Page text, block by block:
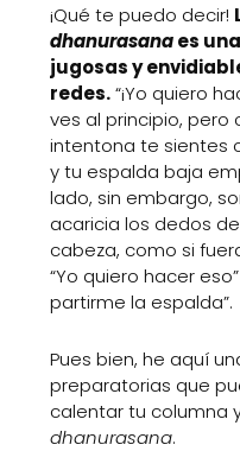
¡Qué te puedo decir!
dhanurasanaes
jugosas y
redes.“¡Yo quiero
ves al principio,
intentona te sientes
y tu espalda baja
lado, sin embargo,
acaricia los dedos
cabeza, como si
“Yo quiero hacer
partirme la espalda”.
Pues bien, he aquí
preparatorias que
calentar tu columna
dhanurasana.